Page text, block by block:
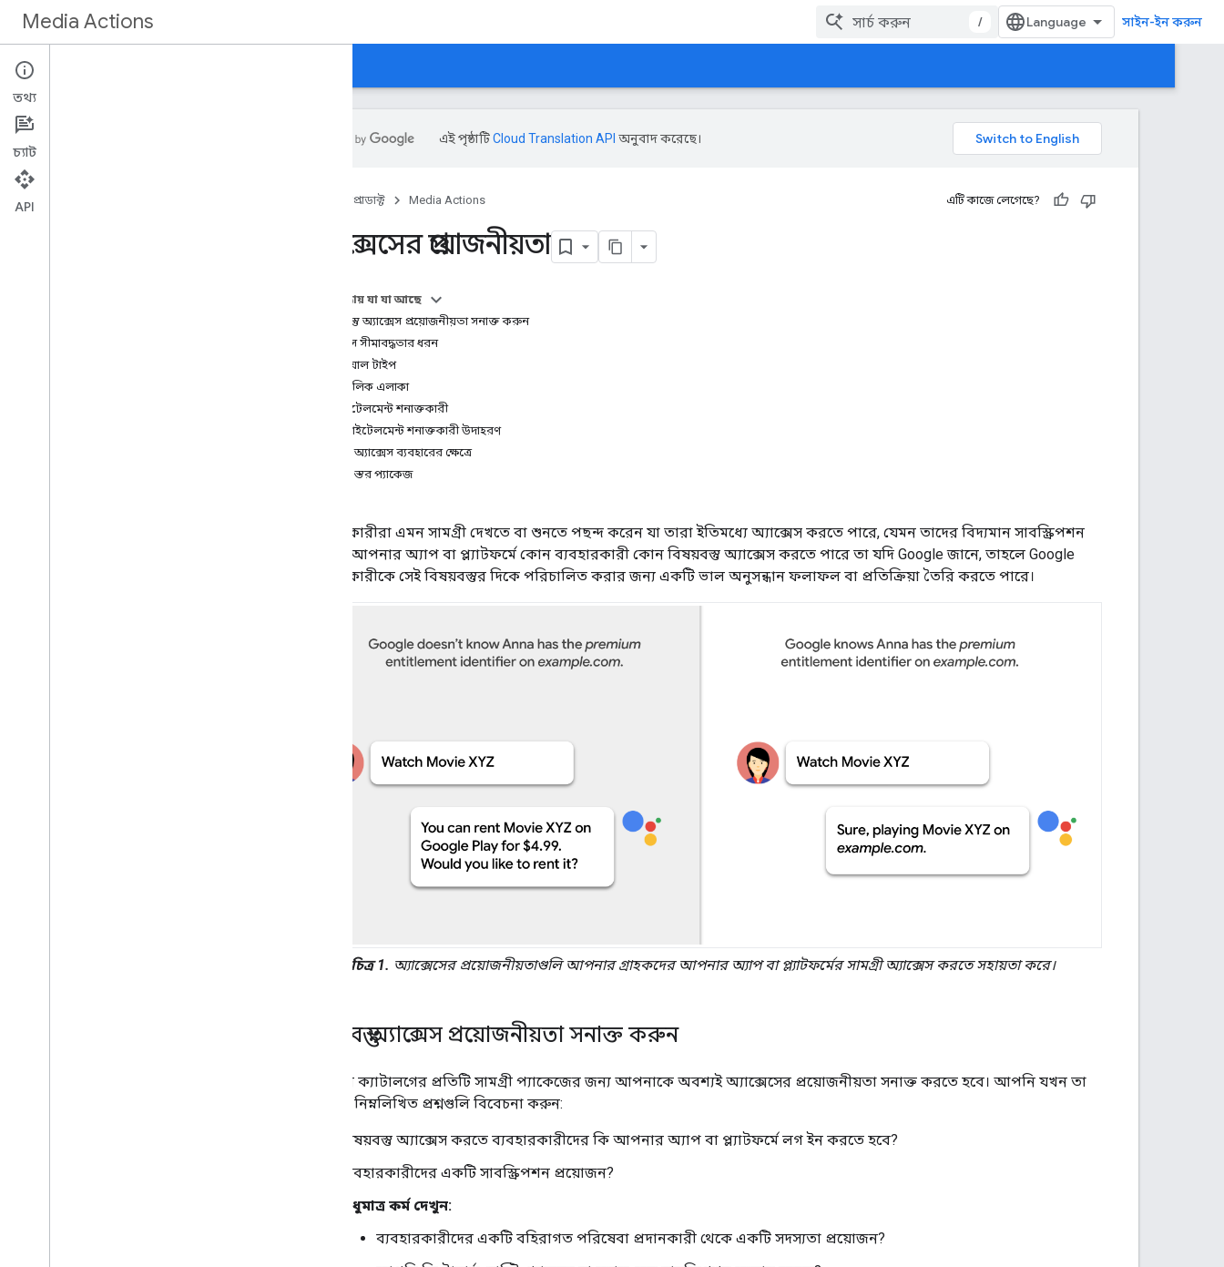
Media Actions / সাইন-ইন করুন
শুরু করুন
ওভারভিউ
এই পৃষ্ঠাটিCloud Translation API অনুবাদ করেছে।
প্রোডাক্ট Media Actions এটি কাজে লেগেছে?
অ্যাক্সেসের প্রয়োজনীয়তা
এই পৃষ্ঠায় যা যা আছে
বিষয়বস্তু অ্যাক্সেস প্রয়োজনীয়তা সনাক্ত করুন
অ্যাক্সেস সীমাবদ্ধতার ধরন
পেওয়াল টাইপ
ভৌগলিক এলাকা
এনটাইটেলমেন্ট শনাক্তকারী
এনটাইটেলমেন্ট শনাক্তকারী উদাহরণ
সাধারণ অ্যাক্সেস ব্যবহারের ক্ষেত্রে
সাধারণ স্তর প্যাকেজ
ব্যবহারকারীরা এমন সামগ্রী দেখতে বা শুনতে পছন্দ করেন যা তারা ইতিমধ্যে অ্যাক্সেস করতে পারে, যেমন তাদের বিদ্যমান সাবস্ক্রিপশন
সামগ্রী। আপনার অ্যাপ বা প্ল্যাটফর্মে কোন ব্যবহারকারী কোন বিষয়বস্তু অ্যাক্সেস করতে পারে তা যদি Google জানে, তাহলে Google
ব্যবহারকারীকে সেই বিষয়বস্তুর দিকে পরিচালিত করার জন্য একটি ভাল অনুসন্ধান ফলাফল বা প্রতিক্রিয়া তৈরি করতে পারে।
চিত্র 1. অ্যাক্সেসের প্রয়োজনীয়তাগুলি আপনার গ্রাহকদের আপনার অ্যাপ বা প্ল্যাটফর্মের সামগ্রী অ্যাক্সেস করতে সহায়তা করে।
বিষয়বস্তু অ্যাক্সেস প্রয়োজনীয়তা সনাক্ত করুন
আপনার ক্যাটালগের প্রতিটি সামগ্রী প্যাকেজের জন্য আপনাকে অবশ্যই অ্যাক্সেসের প্রয়োজনীয়তা সনাক্ত করতে হবে। আপনি যখন তা
করবেন, নিম্নলিখিত প্রশ্নগুলি বিবেচনা করুন:
বিষয়বস্তু অ্যাক্সেস করতে ব্যবহারকারীদের কি আপনার অ্যাপ বা প্ল্যাটফর্মে লগ ইন করতে হবে?
ব্যবহারকারীদের একটি সাবস্ক্রিপশন প্রয়োজন?
শুধুমাত্র কর্ম দেখুন:
ব্যবহারকারীদের একটি বহিরাগত পরিষেবা প্রদানকারী থেকে একটি সদস্যতা প্রয়োজন?
তথ্য
চ্যাট
API